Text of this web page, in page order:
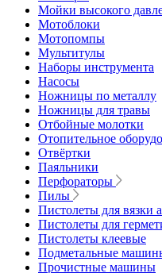
Мойки высокого
Мотоблоки
Мотопомпы
Мультитулы
Наборы инструмента
Насосы
Ножницы по металлу
Ножницы для травы
Отбойные молотки
Отопительное
Отвёртки
Паяльники
Перфораторы
Пилы
Пистолеты для вязки
Пистолеты для
Пистолеты клеевые
Подметальные
Прочистные машины